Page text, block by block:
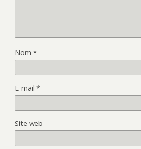
Nom *
E-mail *
Site web